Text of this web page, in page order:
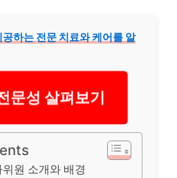
공하는 전문 치료와 케어를 알
문성 살펴보기
원 소개와 배경